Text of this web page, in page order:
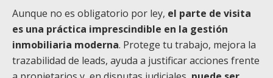
Aunque no es obligatorio por ley, el parte de visita
es una práctica imprescindible en la gestión
inmobiliaria moderna. Protege tu trabajo, mejora la
trazabilidad de leads, ayuda a justificar acciones frente